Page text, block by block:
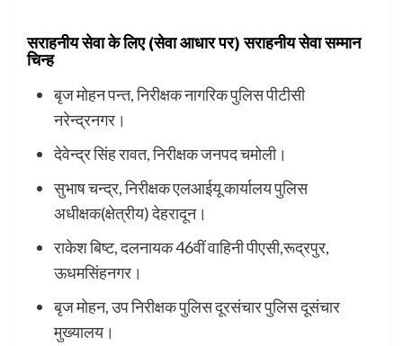
सराहनीय सेवा के लिए (सेवा आधार पर) सराहनीय सेवा सम्मान
चिन्ह
बृज मोहन पन्त, निरीक्षक नागरिक पुलिस पीटीसी
नरेन्द्रनगर।
देवेन्द्र सिंह रावत, निरीक्षक जनपद चमोली।
सुभाष चन्द्र, निरीक्षक एलआईयू कार्यालय पुलिस
अधीक्षक(क्षेत्रीय) देहरादून।
राकेश बिष्ट, दलनायक 46वीं वाहिनी पीएसी,रूद्रपुर,
ऊधमसिंहनगर।
बृज मोहन, उप निरीक्षक पुलिस दूरसंचार पुलिस दूसंचार
मुख्यालय।